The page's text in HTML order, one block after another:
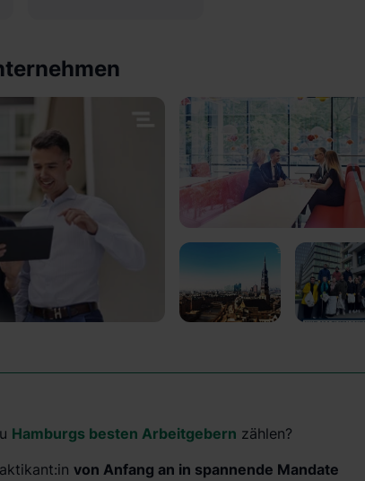
Hamburgs besten Arbeitgebern zählen?
von Anfang an in spannende Mandate